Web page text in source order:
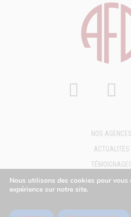
NOS AGENCES
ACTUALITÉS
FAQ
MENTIONS
Nous utilisons des cookies pour
expérience sur notre site.